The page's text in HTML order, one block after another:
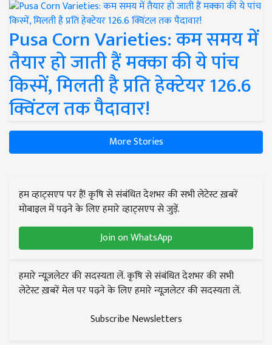
Pusa Corn Varieties: कम समय में
तैयार हो जाती हैं मक्का की ये पांच
किस्में, मिलती है प्रति हेक्टेयर 126.6
क्विंटल तक पैदावार!
More Stories
हम व्हाट्सएप पर हैं! कृषि से संबंधित देशभर की सभी लेटेस्ट ख़बरें
मोबाइल में पढ़ने के लिए हमारे व्हाट्सएप से जुड़ें.
Join on WhatsApp
हमारे न्यूज़लेटर की सदस्यता लें. कृषि से संबंधित देशभर की सभी
लेटेस्ट ख़बरें मेल पर पढ़ने के लिए हमारे न्यूज़लेटर की सदस्यता लें.
Subscribe Newsletters